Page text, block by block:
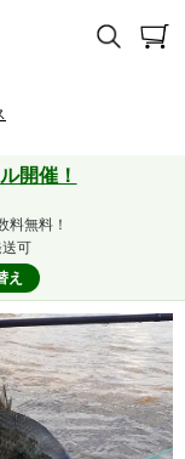
開催！
料無料！
可
え